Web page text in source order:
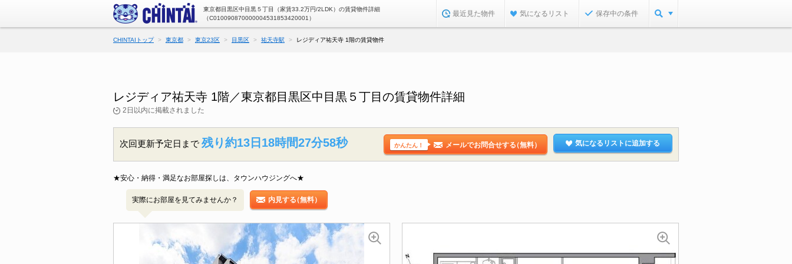
東京都目黒区中目黒５丁目（家賃33.2万円/2LDK）の賃貸物件詳細
（C010090870000004531853420001）
最近見た物件 気になるリスト 保存中の条件
CHINTAIトップ 東京都 東京23区 目黒区 祐天寺駅 レジディア祐天寺 1階の賃貸物件
レジディア祐天寺 1階／東京都目黒区中目黒５丁目の賃貸物件詳細
2日以内に掲載されました
次回更新予定日まで 残り約13日18時間27分57秒 かんたん！ メールでお問合せする（無料） 気になるリストに追加する
★安心・納得・満足なお部屋探しは、タウンハウジングへ★
実際にお部屋を見てみませんか？ 内見する（無料）